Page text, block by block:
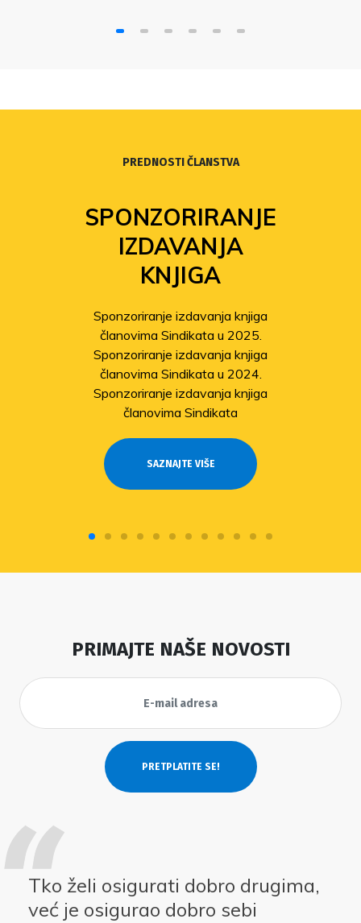
PREDNOSTI ČLANSTVA
SPONZORIRANJE
IZDAVANJA
KNJIGA
Sponzoriranje izdavanja knjiga
članovima Sindikata u 2025.
Sponzoriranje izdavanja knjiga
članovima Sindikata u 2024.
Sponzoriranje izdavanja knjiga
članovima Sindikata
SAZNAJTE VIŠE
PRIMAJTE NAŠE NOVOSTI
Tko želi osigurati dobro drugima,
već je osigurao dobro sebi